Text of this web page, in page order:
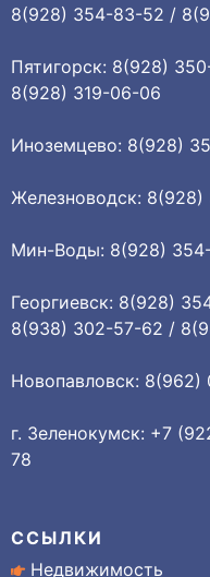
8(928) 354-83-52 /
Пятигорск: 8(928)
8(928) 319-06-06
Иноземцево: 8(928)
Железноводск:
Мин-Воды: 8(928)
Георгиевск: 8(928)
8(938) 302-57-62 /
Новопавловск: 8(962)
г. Зеленокумск: +7
78
ССЫЛКИ
Недвижимость